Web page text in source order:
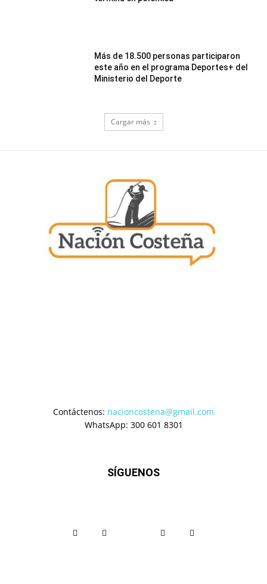
Más de 18.500 personas participaron
este año en el programa Deportes+ del
Ministerio del Deporte
Cargar más
Contáctenos: nacioncostena@gmail.com
WhatsApp: 300 601 8301
SÍGUENOS